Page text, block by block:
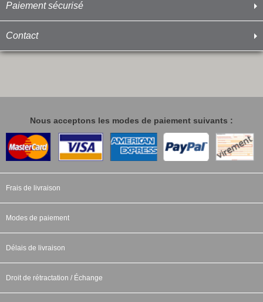
Paiement sécurisé
Contact
Nous acceptons les modes de paiement suivants :
Frais de livraison
Modes de paiement
Délais de livraison
Droit de rétractation / Échange